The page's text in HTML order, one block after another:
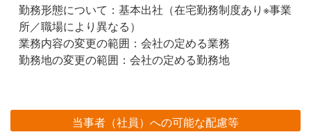
勤務形態について：基本出社（在宅勤務制度あり※事業
所／職場により異なる）
業務内容の変更の範囲：会社の定める業務
勤務地の変更の範囲：会社の定める勤務地
当事者（社員）への可能な配慮等